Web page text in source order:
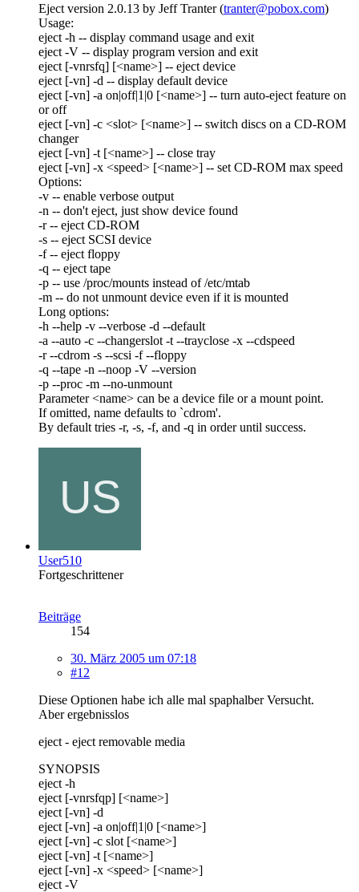
Eject version 2.0.13 by Jeff Tranter (tranter@pobox.com)
Usage:
eject -h -- display command usage and exit
eject -V -- display program version and exit
eject [-vnrsfq] [<name>] -- eject device
eject [-vn] -d -- display default device
eject [-vn] -a on|off|1|0 [<name>] -- turn auto-eject feature on
or off
eject [-vn] -c <slot> [<name>] -- switch discs on a CD-ROM
changer
eject [-vn] -t [<name>] -- close tray
eject [-vn] -x <speed> [<name>] -- set CD-ROM max speed
Options:
-v -- enable verbose output
-n -- don't eject, just show device found
-r -- eject CD-ROM
-s -- eject SCSI device
-f -- eject floppy
-q -- eject tape
-p -- use /proc/mounts instead of /etc/mtab
-m -- do not unmount device even if it is mounted
Long options:
-h --help -v --verbose -d --default
-a --auto -c --changerslot -t --trayclose -x --cdspeed
-r --cdrom -s --scsi -f --floppy
-q --tape -n --noop -V --version
-p --proc -m --no-unmount
Parameter <name> can be a device file or a mount point.
If omitted, name defaults to `cdrom'.
By default tries -r, -s, -f, and -q in order until success.
User510
Fortgeschrittener
Beiträge
154
30. März 2005 um 07:18
#12
Diese Optionen habe ich alle mal spaphalber Versucht.
Aber ergebnisslos
eject - eject removable media
SYNOPSIS
eject -h
eject [-vnrsfqp] [<name>]
eject [-vn] -d
eject [-vn] -a on|off|1|0 [<name>]
eject [-vn] -c slot [<name>]
eject [-vn] -t [<name>]
eject [-vn] -x <speed> [<name>]
eject -V